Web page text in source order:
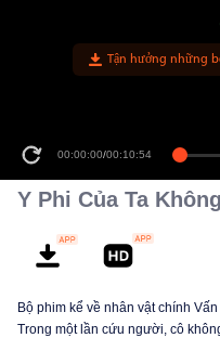
Tận hưởng những
00:00:00/00:10:54
Y Phi Của Ta
Bộ phim kể về nhân vật chính
Trong một lần cứu người, cô